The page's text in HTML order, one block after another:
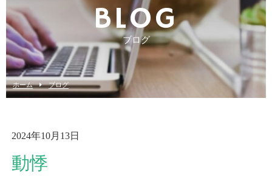
BLOG
ブログ
ホーム ブログ
2024年10月13日
動悸